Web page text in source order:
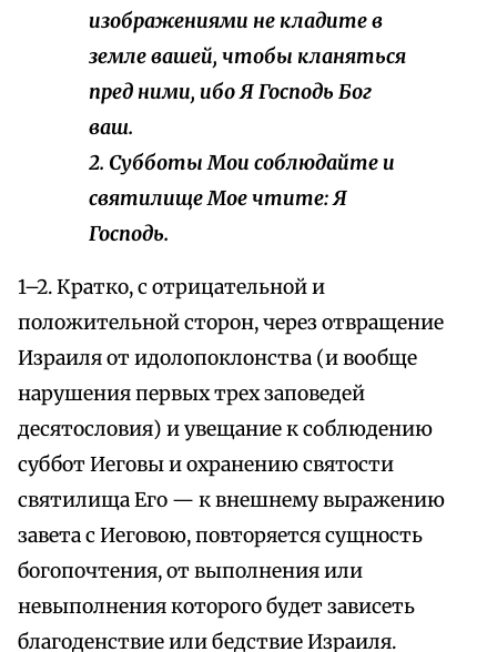
изображениями не кладите в
земле вашей, чтобы кланяться
пред ними, ибо Я Господь Бог
ваш.
2. Субботы Мои соблюдайте и
святилище Мое чтите: Я
Господь.
1–2. Кратко, с отрицательной и
положительной сторон, через отвращение
Израиля от идолопоклонства (и вообще
нарушения первых трех заповедей
десятословия) и увещание к соблюдению
суббот Иеговы и охранению святости
святилища Его — к внешнему выражению
завета с Иеговою, повторяется сущность
богопочтения, от выполнения или
невыполнения которого будет зависеть
благоденствие или бедствие Израиля.